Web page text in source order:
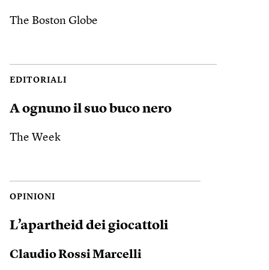
The Boston Globe
EDITORIALI
A ognuno il suo buco nero
The Week
OPINIONI
L’apartheid dei giocattoli
Claudio Rossi Marcelli